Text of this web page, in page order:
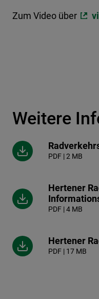
Zum Video über
Weitere
PDF | 2 MB
Hertener
PDF | 4 MB
Hertener
PDF | 17 MB